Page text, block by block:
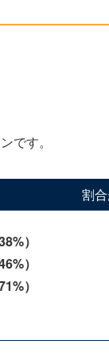
です。
割
）
）
）